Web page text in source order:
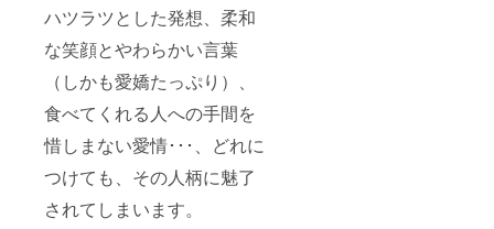
ハツラツとした発想、柔和
な笑顔とやわらかい言葉
（しかも愛嬌たっぷり）、
食べてくれる人への手間を
惜しまない愛情･･･、どれに
つけても、その人柄に魅了
されてしまいます。